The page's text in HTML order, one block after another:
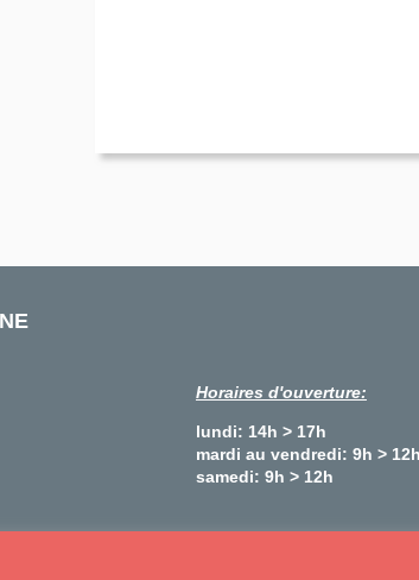
Horaires d'ouverture:
lundi: 14h > 17h
mardi au vendredi: 9h >
samedi: 9h > 12h